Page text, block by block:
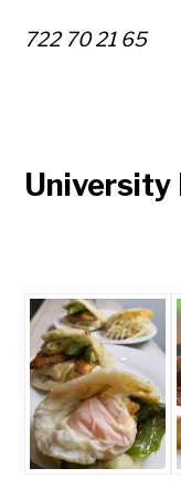
722 70 21 65
University